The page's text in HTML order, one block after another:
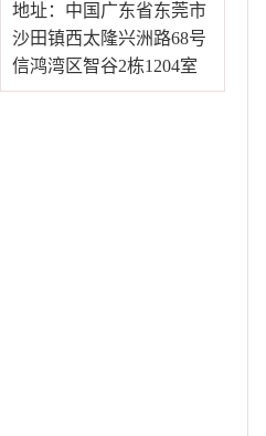
地址：中国广东省东莞市
沙田镇西太隆兴洲路68号
信鸿湾区智谷2栋1204室